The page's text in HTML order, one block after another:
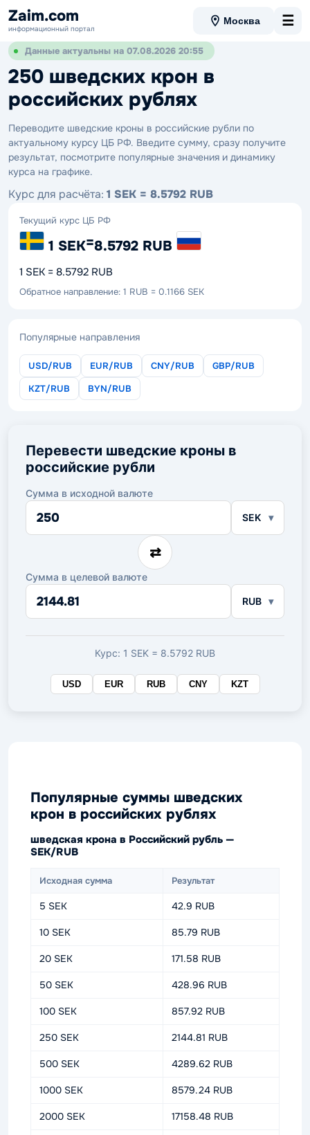
Zaim.com
информационный портал
Москва ☰
Данные актуальны на 07.08.2026 20:55
250 шведских крон в
российских рублях
Переводите шведские кроны в российские рубли по
актуальному курсу ЦБ РФ. Введите сумму, сразу получите
результат, посмотрите популярные значения и динамику
курса на графике.
Курс для расчёта: 1 SEK = 8.5792 RUB
Текущий курс ЦБ РФ
1 SEK=8.5792 RUB
1 SEK = 8.5792 RUB
Обратное направление: 1 RUB = 0.1166 SEK
Популярные направления
USD/RUB EUR/RUB CNY/RUB
GBP/RUB
KZT/RUB
BYN/RUB
Перевести шведские кроны в
российские рубли
Сумма в исходной валюте
Сумма
исходной
SEK
⇄
Сумма в целевой валюте
Сумма
целевой
валюте
RUB
Курс: 1 SEK = 8.5792 RUB
USD EUR RUB CNY KZT
Популярные суммы шведских
крон в российских рублях
шведская крона в Российский рубль —
SEK/RUB
Исходная сумма Результат
5 SEK 42.9 RUB
10 SEK 85.79 RUB
20 SEK 171.58 RUB
50 SEK 428.96 RUB
100 SEK 857.92 RUB
250 SEK 2144.81 RUB
500 SEK 4289.62 RUB
1000 SEK 8579.24 RUB
2000 SEK 17158.48 RUB